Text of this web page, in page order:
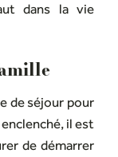
dans la vie
de séjour pour
il est
de démarrer